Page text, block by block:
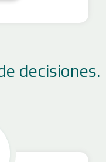
decisiones.